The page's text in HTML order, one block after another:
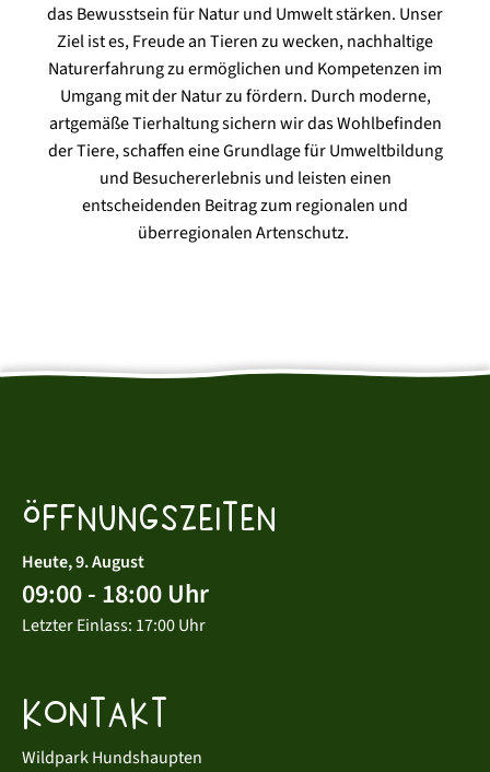
das Bewusstsein für Natur und Umwelt stärken. Unser
Ziel ist es, Freude an Tieren zu wecken, nachhaltige
Naturerfahrung zu ermöglichen und Kompetenzen im
Umgang mit der Natur zu fördern. Durch moderne,
artgemäße Tierhaltung sichern wir das Wohlbefinden
der Tiere, schaffen eine Grundlage für Umweltbildung
und Besuchererlebnis und leisten einen
entscheidenden Beitrag zum regionalen und
überregionalen Artenschutz.
Öffnungszeiten
Heute, 9. August
09:00 - 18:00 Uhr
Letzter Einlass: 17:00 Uhr
Kontakt
Wildpark Hundshaupten